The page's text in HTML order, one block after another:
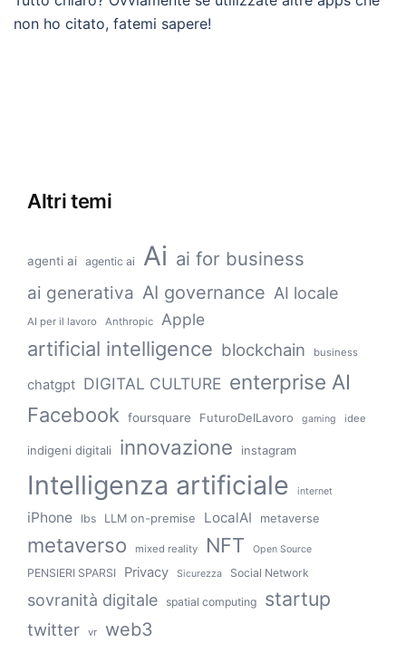
non ho citato, fatemi sapere!
Altri temi
agenti ai agentic ai Ai ai for business
ai generativa AI governance AI locale
AI per il lavoro Anthropic Apple
artificial intelligence blockchain business
chatgpt DIGITAL CULTURE enterprise AI
Facebook foursquare FuturoDelLavoro gaming idee
indigeni digitali innovazione instagram
Intelligenza artificiale internet
iPhone lbs LLM on-premise LocalAI metaverse
metaverso mixed reality NFT Open Source
PENSIERI SPARSI Privacy Sicurezza Social Network
sovranità digitale spatial computing startup
twitter vr web3